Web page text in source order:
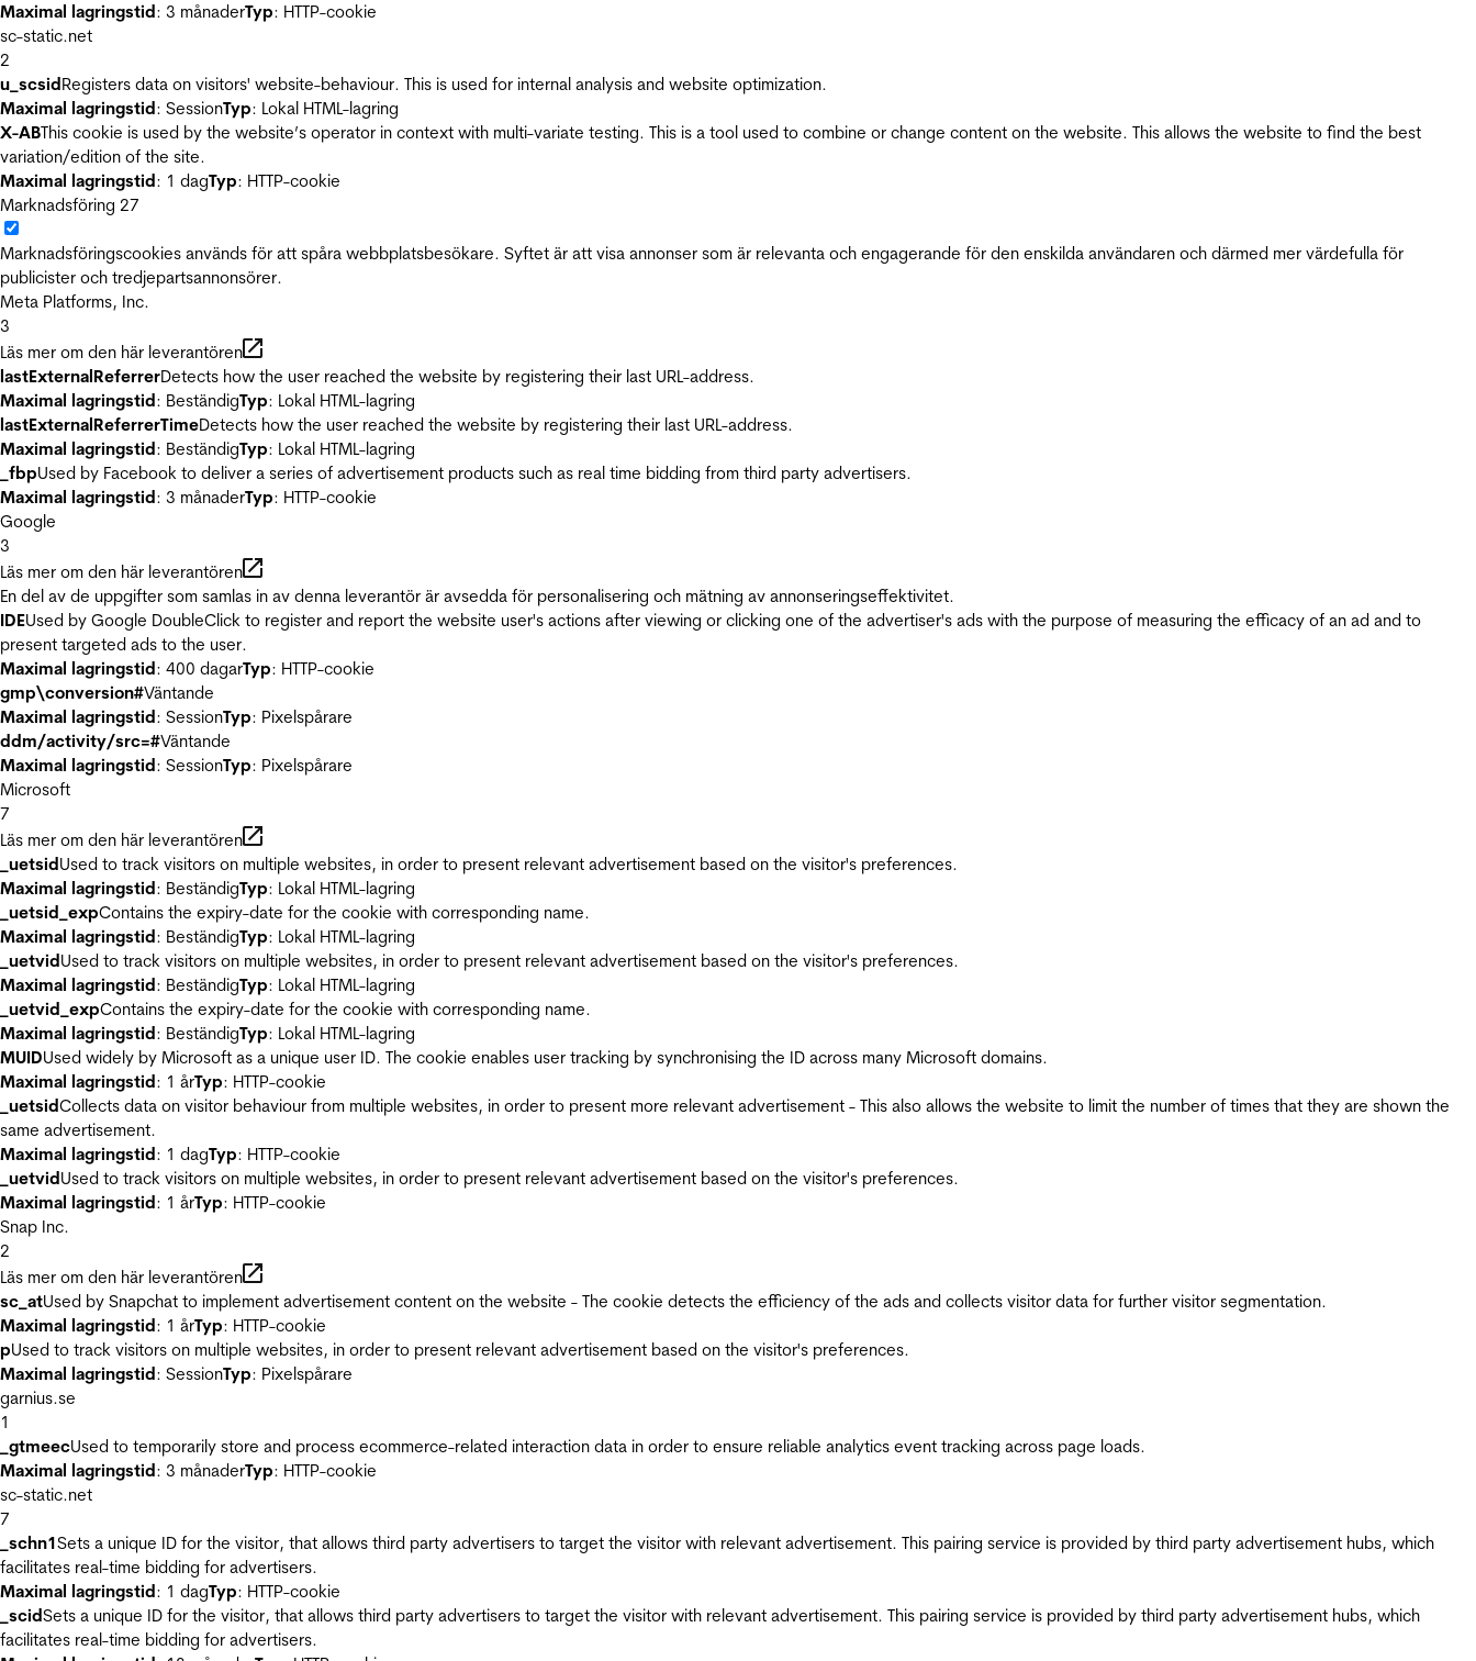
Maximal lagringstid: 3 månaderTyp: HTTP-cookie
sc-static.net
2
u_scsidRegisters data on visitors' website-behaviour. This is used for internal analysis and website optimization.
Maximal lagringstid: SessionTyp: Lokal HTML-lagring
X-ABThis cookie is used by the website’s operator in context with multi-variate testing. This is a tool used to combine or change content on the website. This allows the website to find the best
variation/edition of the site.
Maximal lagringstid: 1 dagTyp: HTTP-cookie
Marknadsföring 27
Marknadsföringscookies används för att spåra webbplatsbesökare. Syftet är att visa annonser som är relevanta och engagerande för den enskilda användaren och därmed mer värdefulla för
publicister och tredjepartsannonsörer.
Meta Platforms, Inc.
3
Läs mer om den här leverantören
lastExternalReferrerDetects how the user reached the website by registering their last URL-address.
Maximal lagringstid: BeständigTyp: Lokal HTML-lagring
lastExternalReferrerTimeDetects how the user reached the website by registering their last URL-address.
Maximal lagringstid: BeständigTyp: Lokal HTML-lagring
_fbpUsed by Facebook to deliver a series of advertisement products such as real time bidding from third party advertisers.
Maximal lagringstid: 3 månaderTyp: HTTP-cookie
Google
3
Läs mer om den här leverantören
En del av de uppgifter som samlas in av denna leverantör är avsedda för personalisering och mätning av annonseringseffektivitet.
IDEUsed by Google DoubleClick to register and report the website user's actions after viewing or clicking one of the advertiser's ads with the purpose of measuring the efficacy of an ad and to
present targeted ads to the user.
Maximal lagringstid: 400 dagarTyp: HTTP-cookie
gmp\conversion#Väntande
Maximal lagringstid: SessionTyp: Pixelspårare
ddm/activity/src=#Väntande
Maximal lagringstid: SessionTyp: Pixelspårare
Microsoft
7
Läs mer om den här leverantören
_uetsidUsed to track visitors on multiple websites, in order to present relevant advertisement based on the visitor's preferences.
Maximal lagringstid: BeständigTyp: Lokal HTML-lagring
_uetsid_expContains the expiry-date for the cookie with corresponding name.
Maximal lagringstid: BeständigTyp: Lokal HTML-lagring
_uetvidUsed to track visitors on multiple websites, in order to present relevant advertisement based on the visitor's preferences.
Maximal lagringstid: BeständigTyp: Lokal HTML-lagring
_uetvid_expContains the expiry-date for the cookie with corresponding name.
Maximal lagringstid: BeständigTyp: Lokal HTML-lagring
MUIDUsed widely by Microsoft as a unique user ID. The cookie enables user tracking by synchronising the ID across many Microsoft domains.
Maximal lagringstid: 1 årTyp: HTTP-cookie
_uetsidCollects data on visitor behaviour from multiple websites, in order to present more relevant advertisement - This also allows the website to limit the number of times that they are shown the
same advertisement.
Maximal lagringstid: 1 dagTyp: HTTP-cookie
_uetvidUsed to track visitors on multiple websites, in order to present relevant advertisement based on the visitor's preferences.
Maximal lagringstid: 1 årTyp: HTTP-cookie
Snap Inc.
2
Läs mer om den här leverantören
sc_atUsed by Snapchat to implement advertisement content on the website - The cookie detects the efficiency of the ads and collects visitor data for further visitor segmentation.
Maximal lagringstid: 1 årTyp: HTTP-cookie
pUsed to track visitors on multiple websites, in order to present relevant advertisement based on the visitor's preferences.
Maximal lagringstid: SessionTyp: Pixelspårare
garnius.se
1
_gtmeecUsed to temporarily store and process ecommerce-related interaction data in order to ensure reliable analytics event tracking across page loads.
Maximal lagringstid: 3 månaderTyp: HTTP-cookie
sc-static.net
7
_schn1Sets a unique ID for the visitor, that allows third party advertisers to target the visitor with relevant advertisement. This pairing service is provided by third party advertisement hubs, which
facilitates real-time bidding for advertisers.
Maximal lagringstid: 1 dagTyp: HTTP-cookie
_scidSets a unique ID for the visitor, that allows third party advertisers to target the visitor with relevant advertisement. This pairing service is provided by third party advertisement hubs, which
facilitates real-time bidding for advertisers.